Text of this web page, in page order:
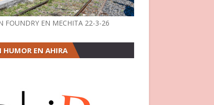
FOUNDRY EN MECHITA 22-3-26
HUMOR EN AHIRA